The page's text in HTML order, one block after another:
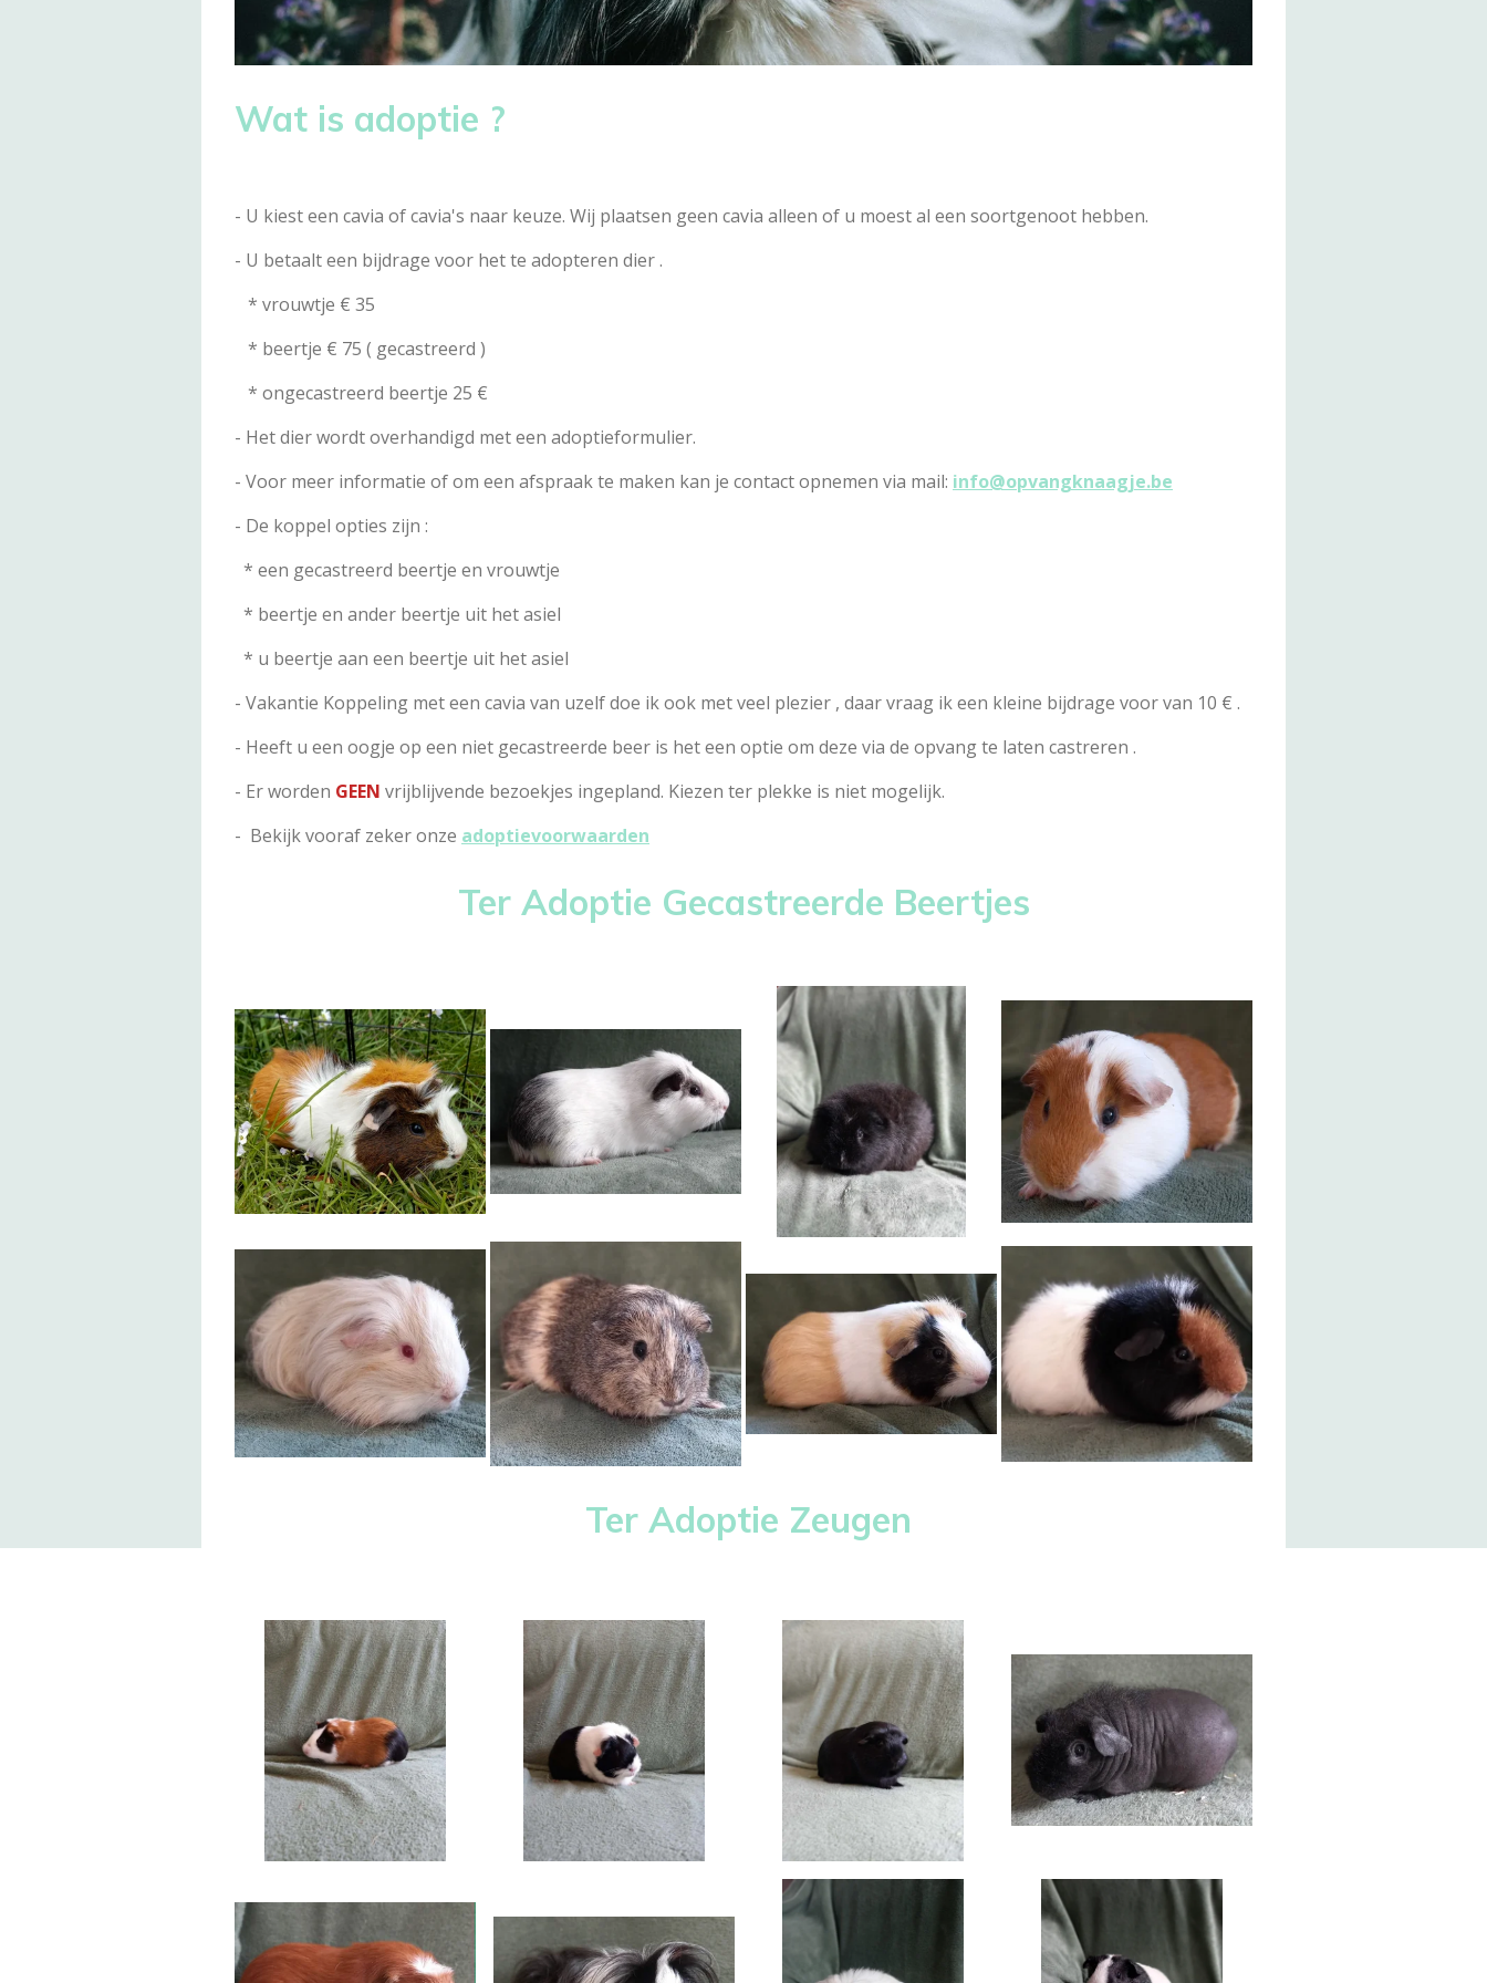
Wat is adoptie ?
- U kiest een cavia of cavia's naar keuze. Wij plaatsen geen cavia alleen of u moest al een soortgenoot hebben.
- U betaalt een bijdrage voor het te adopteren dier .
* vrouwtje € 35
* beertje € 75 ( gecastreerd )
* ongecastreerd beertje 25 €
- Het dier wordt overhandigd met een adoptieformulier.
- Voor meer informatie of om een afspraak te maken kan je contact opnemen via mail: info@opvangknaagje.be
- De koppel opties zijn :
* een gecastreerd beertje en vrouwtje
* beertje en ander beertje uit het asiel
* u beertje aan een beertje uit het asiel
- Vakantie Koppeling met een cavia van uzelf doe ik ook met veel plezier , daar vraag ik een kleine bijdrage voor van 10 € .
- Heeft u een oogje op een niet gecastreerde beer is het een optie om deze via de opvang te laten castreren .
- Er worden GEEN vrijblijvende bezoekjes ingepland. Kiezen ter plekke is niet mogelijk.
- Bekijk vooraf zeker onze adoptievoorwaarden
Ter Adoptie Gecastreerde Beertjes
Ter Adoptie Zeugen